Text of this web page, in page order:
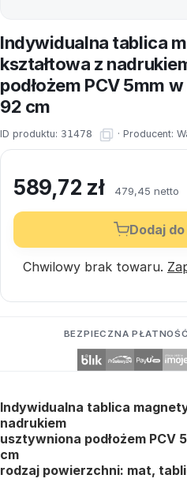
Indywidualna tablica
kształtowa z
podłożem PCV 5mm
92 cm
ID produktu: 31478 · Producent:
589,72 zł 479,45 netto
Dodaj
Chwilowy brak towaru.
BEZPIECZNA
Indywidualna tablica
nadrukiem
usztywniona podłożem PCV
cm
rodzaj powierzchni: mat,